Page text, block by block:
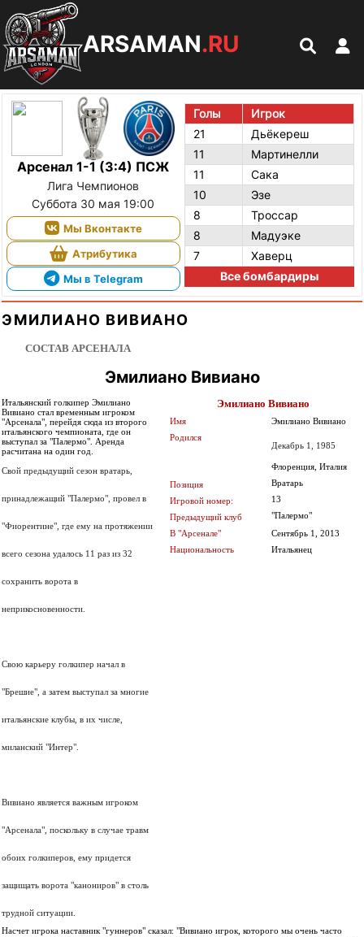
ARSAMAN.RU
Арсенал 1-1 (3:4) ПСЖ
Лига Чемпионов
Суббота 30 мая 19:00
Мы Вконтакте
Атрибутика
Мы в Telegram
Голы
Игрок
21
Дьёкереш
11
Мартинелли
11
Сака
10
Эзе
8
Троссар
8
Мадуэке
7
Хаверц
Все бомбардиры
ЭМИЛИАНО ВИВИАНО
СОСТАВ АРСЕНАЛА
Эмилиано Вивиано
Итальянский голкипер Эмилиано
Вивиано стал временным игроком
"Арсенала", перейдя сюда из второго
итальянского чемпионата, где он
выступал за "Палермо". Аренда
расчитана на один год.
Эмилиано Вивиано
Имя
Эмилиано Вивиано
Родился
Декабрь 1, 1985
Флоренция, Италия
Позиция
Вратарь
Игровой номер:
13
Предыдущий клуб
"Палермо"
В "Арсенале"
Сентябрь 1, 2013
Национальность
Итальянец
Свой предыдущий сезон вратарь,
принадлежащий "Палермо", провел в
"Фиорентине", где ему на протяжении
всего сезона удалось 11 раз из 32
сохранить ворота в
неприкосновенности.
Свою карьеру голкипер начал в
"Брешие", а затем выступал за многие
итальянские клубы, в их числе,
миланский "Интер".
Вивиано является важным игроком
"Арсенала", поскольку в случае травм
обоих голкиперов, ему придется
защищать ворота "канониров" в столь
трудной ситуации.
Насчет игрока наставник "гуннеров" сказал: "Вивиано игрок, которого мы очень часто